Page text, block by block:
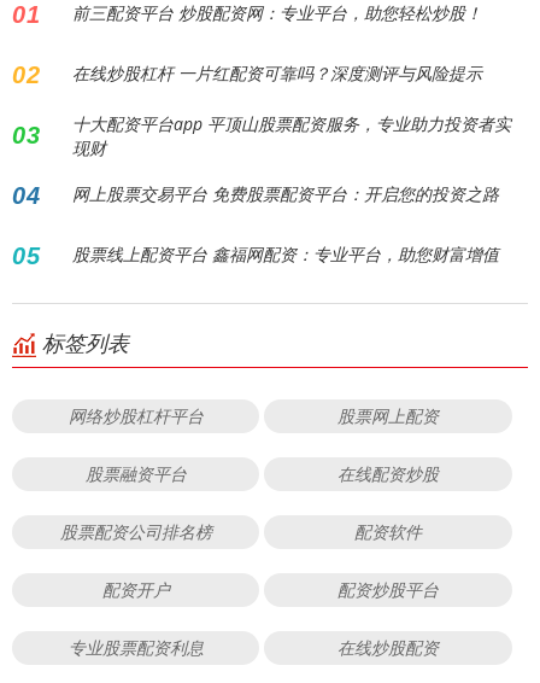
01 前三配资平台 炒股配资网：专业平台，助您轻松炒股！
02 在线炒股杠杆 一片红配资可靠吗？深度测评与风险提示
03
十大配资平台app 平顶山股票配资服务，专业助力投资者实
现财
04 网上股票交易平台 免费股票配资平台：开启您的投资之路
05 股票线上配资平台 鑫福网配资：专业平台，助您财富增值
标签列表
网络炒股杠杆平台 股票网上配资
股票融资平台 在线配资炒股
股票配资公司排名榜 配资软件
配资开户 配资炒股平台
专业股票配资利息 在线炒股配资